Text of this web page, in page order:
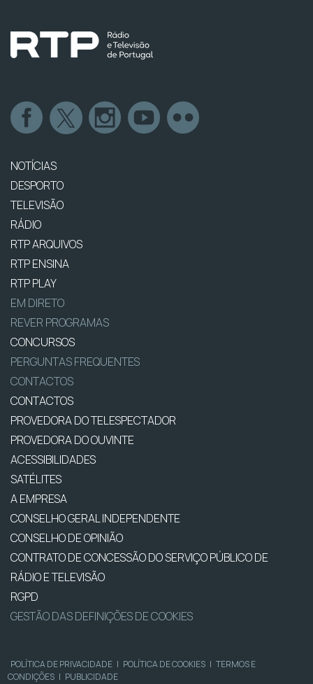
NOTÍCIAS
DESPORTO
TELEVISÃO
RÁDIO
RTP ARQUIVOS
RTP ENSINA
RTP PLAY
EM DIRETO
REVER PROGRAMAS
CONCURSOS
PERGUNTAS FREQUENTES
CONTACTOS
CONTACTOS
PROVEDORA DO TELESPECTADOR
PROVEDORA DO OUVINTE
ACESSIBILIDADES
SATÉLITES
A EMPRESA
CONSELHO GERAL INDEPENDENTE
CONSELHO DE OPINIÃO
CONTRATO DE CONCESSÃO DO SERVIÇO PÚBLICO DE
RÁDIO E TELEVISÃO
RGPD
GESTÃO DAS DEFINIÇÕES DE COOKIES
POLÍTICA DE PRIVACIDADE | POLÍTICA DE COOKIES | TERMOS E
CONDIÇÕES | PUBLICIDADE